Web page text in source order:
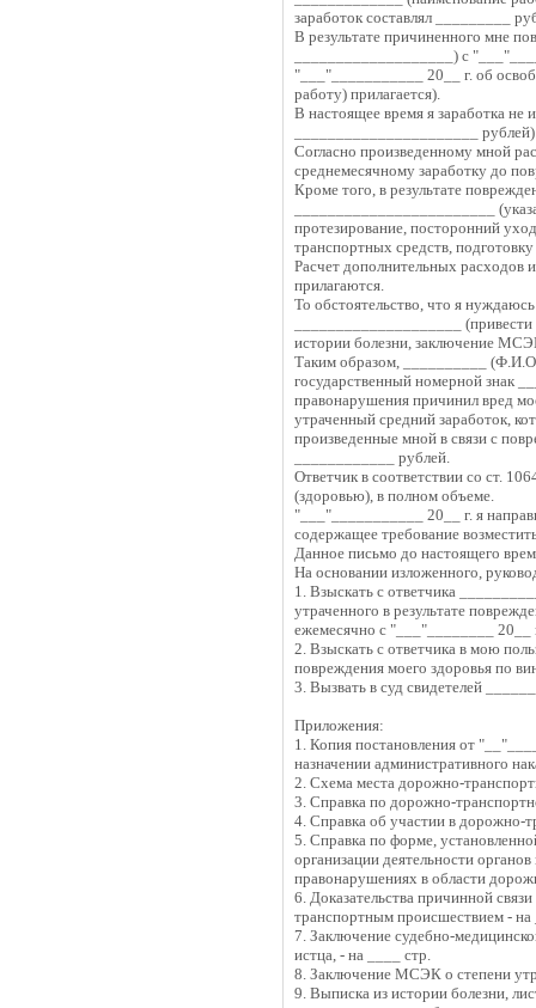
заработок составлял _________
В результате причиненного мне
___________________) с
"___"___________ 20__ г. об
работу) прилагается).
В настоящее время я заработка
______________________ рублей)
Согласно произведенному мной
среднемесячному заработку до
Кроме того, в результате
________________________
протезирование, посторонний
транспортных средств,
Расчет дополнительных
прилагаются.
То обстоятельство, что я
____________________
истории болезни, заключение
Таким образом, __________
государственный номерной знак
правонарушения причинил вред
утраченный средний заработок,
произведенные мной в связи с
____________ рублей.
Ответчик в соответствии со ст.
(здоровью), в полном объеме.
"___"___________ 20__ г. я
содержащее требование
Данное письмо до настоящего
На основании изложенного,
1. Взыскать с ответчика
утраченного в результате
ежемесячно с "___"________ 20__
2. Взыскать с ответчика в мою
повреждения моего здоровья по
3. Вызвать в суд свидетелей
Приложения:
1. Копия постановления от
назначении административного
2. Схема места дорожно-
3. Справка по дорожно-
4. Справка об участии в дорожно-
5. Справка по форме,
организации деятельности
правонарушениях в области
6. Доказательства причинной
транспортным происшествием - на
7. Заключение судебно-
истца, - на ____ стр.
8. Заключение МСЭК о степени
9. Выписка из истории болезни,